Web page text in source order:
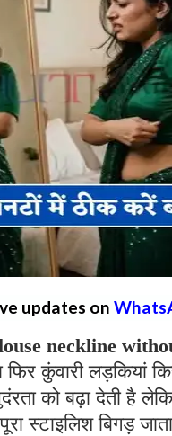
updates on
neckline
कुंवारी लड़कियां
को बढ़ा देती है
स्टाइलिश बिगड़